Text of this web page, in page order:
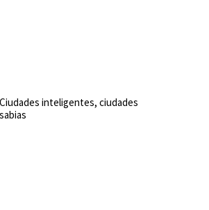
Ciudades inteligentes, ciudades
sabias